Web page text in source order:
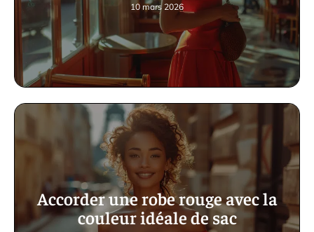
10 mars 2026
Accorder une robe rouge avec la
couleur idéale de sac